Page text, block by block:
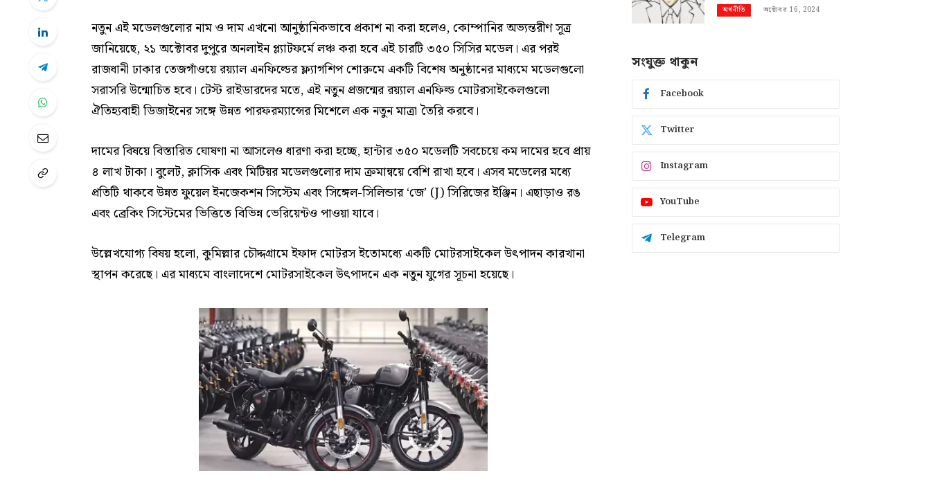
নতুন এই মডেলগুলোর নাম ও দাম এখনো আনুষ্ঠানিকভাবে প্রকাশ না করা হলেও, কোম্পানির অভ্যন্তরীণ সূত্র
জানিয়েছে, ২১ অক্টোবর দুপুরে অনলাইন প্ল্যাটফর্মে লঞ্চ করা হবে এই চারটি ৩৫০ সিসির মডেল। এর পরই
রাজধানী ঢাকার তেজগাঁওয়ে রয়্যাল এনফিল্ডের ফ্ল্যাগশিপ শোরুমে একটি বিশেষ অনুষ্ঠানের মাধ্যমে মডেলগুলো
সরাসরি উন্মোচিত হবে। টেস্ট রাইডারদের মতে, এই নতুন প্রজন্মের রয়্যাল এনফিল্ড মোটরসাইকেলগুলো
ঐতিহ্যবাহী ডিজাইনের সঙ্গে উন্নত পারফরম্যান্সের মিশেলে এক নতুন মাত্রা তৈরি করবে।
দামের বিষয়ে বিস্তারিত ঘোষণা না আসলেও ধারণা করা হচ্ছে, হান্টার ৩৫০ মডেলটি সবচেয়ে কম দামের হবে প্রায়
৪ লাখ টাকা। বুলেট, ক্লাসিক এবং মিটিয়র মডেলগুলোর দাম ক্রমান্বয়ে বেশি রাখা হবে। এসব মডেলের মধ্যে
প্রতিটি থাকবে উন্নত ফুয়েল ইনজেকশন সিস্টেম এবং সিঙ্গেল-সিলিন্ডার ‘জে’ (J) সিরিজের ইঞ্জিন। এছাড়াও রঙ
এবং ব্রেকিং সিস্টেমের ভিত্তিতে বিভিন্ন ভেরিয়েন্টও পাওয়া যাবে।
উল্লেখযোগ্য বিষয় হলো, কুমিল্লার চৌদ্দগ্রামে ইফাদ মোটরস ইতোমধ্যে একটি মোটরসাইকেল উৎপাদন কারখানা
স্থাপন করেছে। এর মাধ্যমে বাংলাদেশে মোটরসাইকেল উৎপাদনে এক নতুন যুগের সূচনা হয়েছে।
অর্থনীতি অক্টোবর 16, 2024
সংযুক্ত থাকুন
Facebook
Twitter
Instagram
YouTube
Telegram